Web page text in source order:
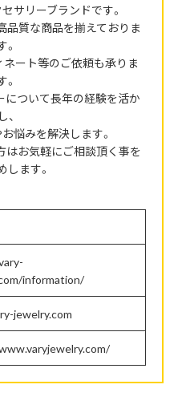
サリーブランドです。
品質な商品を揃えておりま
。
ネート等のご依頼も承りま
。
について長年の経験を活か
し、
悩みを解決します。
はお気軽にご相談頂く事を
します。
information/
jewelry.com